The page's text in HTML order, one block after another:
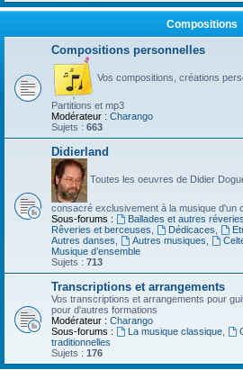
Compositions
Compositions personnelles
Vos compositions, créations
Partitions et mp3
Modérateur : Charango
Sujets : 663
Didierland
Toutes les oeuvres de Didier
consacré exclusivement à la musique d'un
Sous-forums :
Ballades et autres réveries
Rêveries et berceuses
Dédicaces
Autres danses
Autres musiques
Musique d’ensemble
Sujets : 713
Transcriptions et arrangements
Vos transcriptions et arrangements pour
pour d'autres formations
Modérateur : Charango
Sous-forums :
La musique classique,
traditionnelles
Sujets : 176